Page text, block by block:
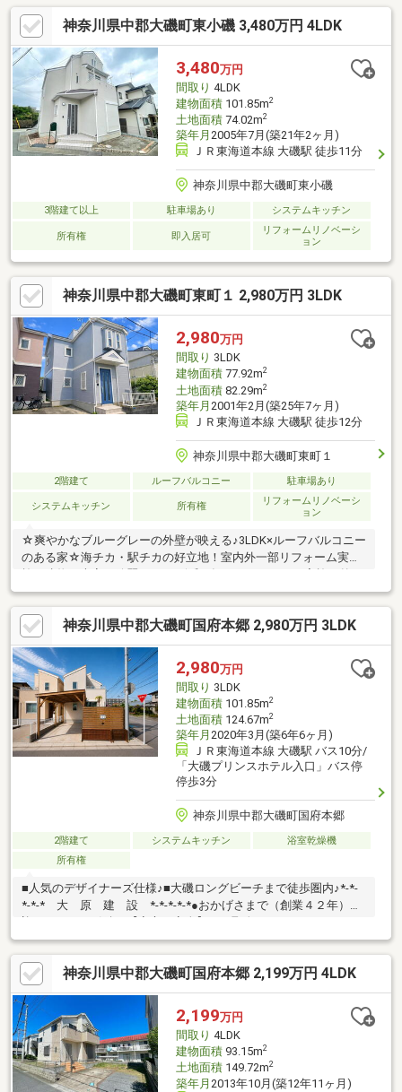
しをすぐにでも始められます。大磯小学校 徒歩10分大磯中学
校 徒歩10分大磯こゆるぎの浜 徒歩14分大井と町役場 徒歩12
分
神奈川県中郡大磯町東小磯 3,480万円 4LDK
3,480万円
間取り 4LDK
建物面積101.85m2
土地面積74.02m2
築年月 2005年7月(築21年2ヶ月)
ＪＲ東海道本線 大磯駅 徒歩11分
神奈川県中郡大磯町東小磯
3階建て以上 駐車場あり システムキッチン
所有権 即入居可
リフォームリノベーシ
ョン
神奈川県中郡大磯町東町１ 2,980万円 3LDK
2,980万円
間取り 3LDK
建物面積77.92m2
土地面積82.29m2
築年月 2001年2月(築25年7ヶ月)
ＪＲ東海道本線 大磯駅 徒歩12分
神奈川県中郡大磯町東町１
2階建て ルーフバルコニー 駐車場あり
システムキッチン 所有権
リフォームリノベーシ
ョン
☆爽やかなブルーグレーの外壁が映える♪3LDK×ルーフバルコニー
のある家☆海チカ・駅チカの好立地！室内外一部リフォーム実
壁・屋根・防水塗装・給湯器交換等■令和8年5月インスペクショ
ン実施■令和8年8月リフォーム実施・基礎モルタル塗り・外周ゴ
ミ捨て＆美化清掃・洗面所ＣＦ張替え・玄関ドア塗装・リペア工
事 ※建具・フローリング他・リビングバルコニー防水工事・モ
ニタ付きインターフォン交換・バルコニー含むクリーニング
神奈川県中郡大磯町国府本郷 2,980万円 3LDK
2,980万円
間取り 3LDK
建物面積101.85m2
土地面積124.67m2
築年月 2020年3月(築6年6ヶ月)
ＪＲ東海道本線 大磯駅 バス10分/
「大磯プリンスホテル入口」バス停
停歩3分
神奈川県中郡大磯町国府本郷
2階建て システムキッチン
浴室乾燥機
所有権
■人気のデザイナーズ仕様♪■大磯ロングビーチまで徒歩圏内♪*-*-
*-*-* 大 原 建 設 *-*-*-*-*●おかげさまで（創業４２年）を
す。●ご案内させて頂くスタッフは、【宅地建物取引士・住宅ロ
ーンアドバイザー】を保持しており不動産・住宅ローンの相談な
ど何なりとご相談できます。 なお、弊社ではしつこい営業活動
は一切行っておりません。
神奈川県中郡大磯町国府本郷 2,199万円 4LDK
2,199万円
間取り 4LDK
建物面積93.15m2
土地面積149.72m2
築年月 2013年10月(築12年11ヶ月)